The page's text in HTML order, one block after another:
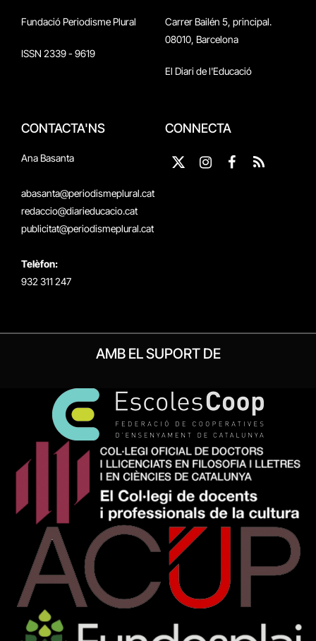
Fundació Periodisme Plural
ISSN 2339 - 9619
Carrer Bailén 5, principal.
08010, Barcelona
El Diari de l'Educació
CONTACTA'NS
Ana Basanta
abasanta@periodismeplural.cat
redaccio@diarieducacio.cat
publicitat@periodismeplural.cat
Telèfon:
932 311 247
CONNECTA
X
Instagram
Facebook
RSS
AMB EL SUPORT DE